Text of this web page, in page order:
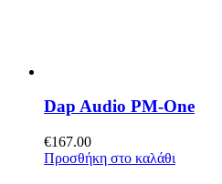
Dap Audio PM-One
€167.00
Προσθήκη στο καλάθι